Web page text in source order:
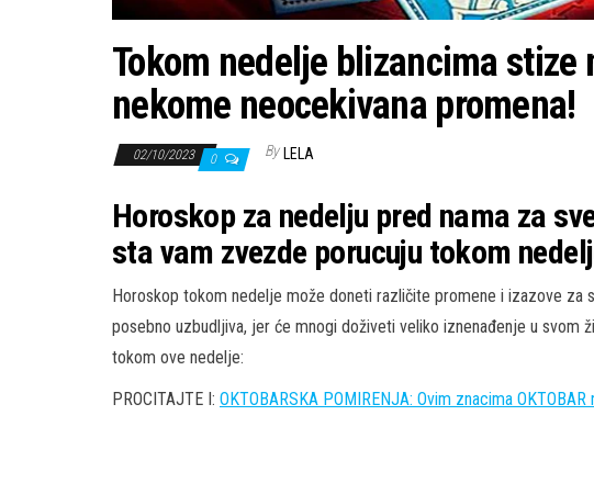
Tokom nedelje blizancima stize
nekome neocekivana promena!
02/10/2023 0 By LELA
Horoskop za nedelju pred nama za
sta vam zvezde porucuju tokom
Horoskop tokom nedelje može doneti različite promene i izazove za
posebno uzbudljiva, jer će mnogi doživeti veliko iznenađenje u svom
tokom ove nedelje:
PROCITAJTE I: OKTOBARSKA POMIRENJA: Ovim znacima